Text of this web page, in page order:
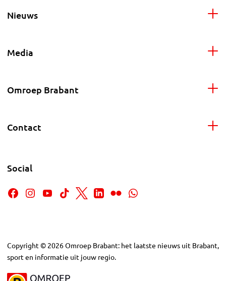
Nieuws
Media
Omroep Brabant
Contact
Social
Copyright © 2026Omroep Brabant: het laatste nieuws uit Brabant,
sport en informatie uit jouw regio.